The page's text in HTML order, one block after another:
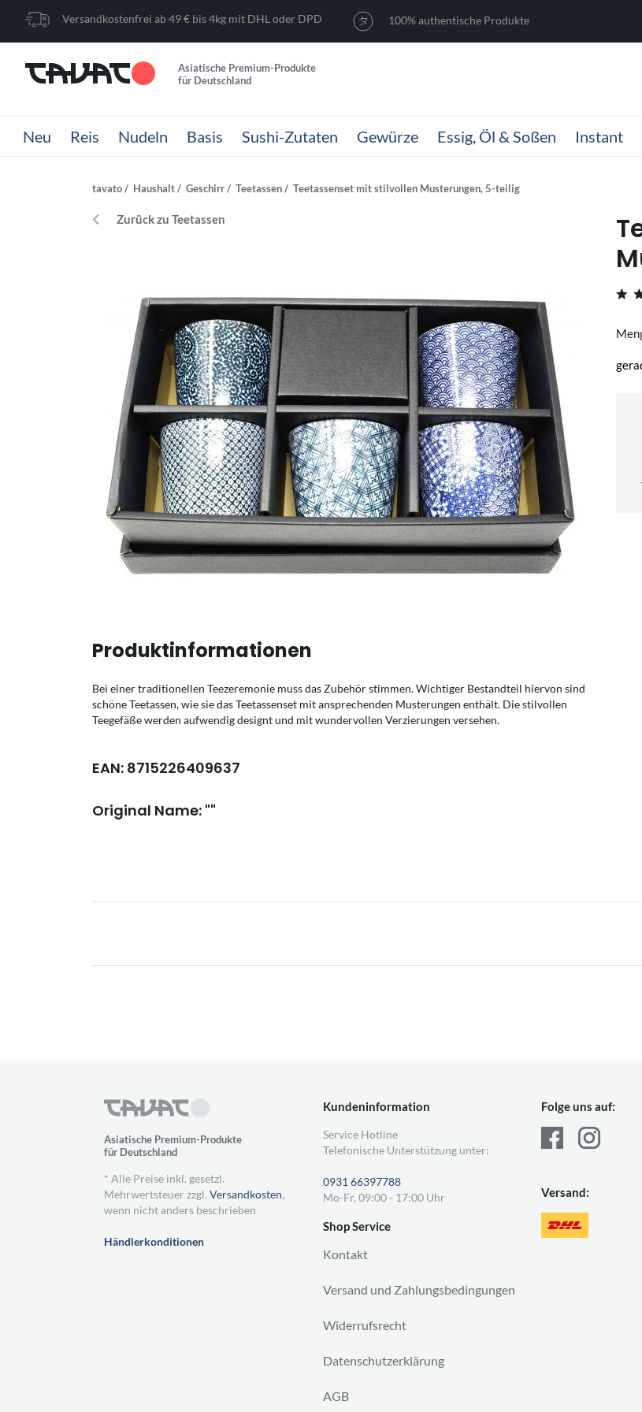
Versandkostenfrei ab 49 € bis 4kg mit DHL oder DPD 100% authentische Produkte
Asiatische Premium-Produkte
für Deutschland
Neu Reis Nudeln Basis Sushi-Zutaten Gewürze Essig, Öl & Soßen Instant
tavato Haushalt Geschirr Teetassen Teetassenset mit stilvollen Musterungen, 5-teilig
Zurück zu Teetassen
Produktinformationen
Bei einer traditionellen Teezeremonie muss das Zubehör stimmen. Wichtiger Bestandteil hiervon sind
schöne Teetassen, wie sie das Teetassenset mit ansprechenden Musterungen enthält. Die stilvollen
Teegefäße werden aufwendig designt und mit wundervollen Verzierungen versehen.
EAN: 8715226409637
Original Name: ""
Asiatische Premium-Produkte
für Deutschland
* Alle Preise inkl. gesetzl.
Mehrwertsteuer zzgl. Versandkosten,
wenn nicht anders beschrieben
Händlerkonditionen
Kundeninformation
Service Hotline
Telefonische Unterstützung unter:
0931 66397788
Mo-Fr, 09:00 - 17:00 Uhr
Shop Service
Kontakt
Versand und Zahlungsbedingungen
Widerrufsrecht
Datenschutzerklärung
AGB
Folge uns auf:
Versand: